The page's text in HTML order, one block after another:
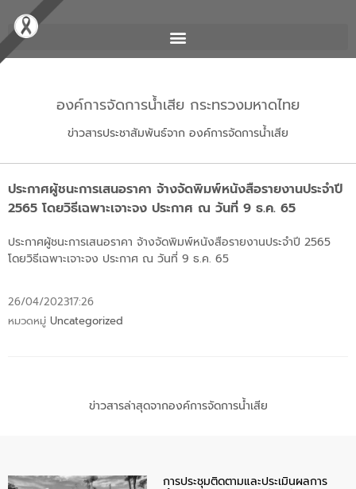
องค์การจัดการน้ำเสีย กระทรวงมหาดไทย
ข่าวสารประชาสัมพันธ์จาก องค์การจัดการน้ำเสีย
ประกาศผู้ชนะการเสนอราคา จ้างจัดพิมพ์หนังสือรายงานประจำปี
2565 โดยวิธีเฉพาะเจาะจง ประกาศ ณ วันที่ 9 ธ.ค. 65
ประกาศผู้ชนะการเสนอราคา จ้างจัดพิมพ์หนังสือรายงานประจำปี 2565
โดยวิธีเฉพาะเจาะจง ประกาศ ณ วันที่ 9 ธ.ค. 65
26/04/202317:26
หมวดหมู่ Uncategorized
ข่าวสารล่าสุดจากองค์การจัดการน้ำเสีย
การประชุมติดตามและประเมินผลการ